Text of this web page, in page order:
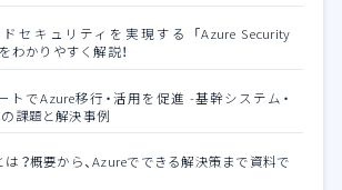
セキュリティを実現する 「Azure Security
わかりやすく解説！
トでAzure移行・活用を促進 -基幹システム・
課題と解決事例
？概要から、Azureでできる解決策まで資料で